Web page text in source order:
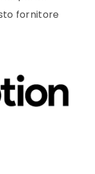
fornitore